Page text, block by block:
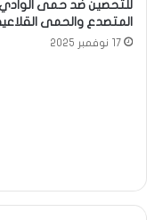
للتحصين ضد حمى الوادي
المتصدع والحمى
17 نوفمبر 2025